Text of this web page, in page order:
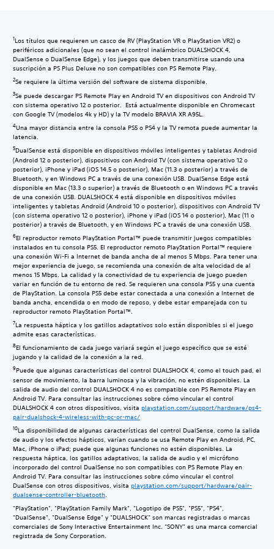
1Los títulos que requieren un casco de RV (PlayStation VR o PlayStation VR2) o
periféricos adicionales (que no sean el control inalámbrico DUALSHOCK 4,
DualSense o DualSense Edge), y los juegos que deben transmitirse usando una
suscripción a PS Plus Deluxe no son compatibles con PS Remote Play.
2Se requiere la última versión del software de sistema disponible.
3Se puede descargar PS Remote Play en Android TV en dispositivos con Android TV
con sistema operativo 12 o posterior. Está actualmente disponible en Chromecast
con Google TV (modelos 4k y HD) y la TV modelo BRAVIA XR A95L.
4Una mayor distancia entre la consola PS5 o PS4 y la TV remota puede aumentar la
latencia.
5DualSense está disponible en dispositivos móviles inteligentes y tabletas Android
(Android 12 o posterior), dispositivos con Android TV (con sistema operativo 12 o
posterior), iPhone y iPad (iOS 14.5 o posterior), Mac (11.3 o posterior) a través de
Bluetooth, y en Windows PC a través de una conexión USB. DualSense Edge está
disponible en Mac (13.3 o superior) a través de Bluetooth o en Windows PC a través
de una conexión USB. DUALSHOCK 4 está disponible en dispositivos móviles
inteligentes y tabletas Android (Android 10 o posterior), dispositivos con Android TV
(con sistema operativo 12 o posterior), iPhone y iPad (iOS 14 o posterior), Mac (11 o
posterior) a través de Bluetooth, y en Windows PC a través de una conexión USB.
6El reproductor remoto PlayStation Portal™ puede transmitir juegos compatibles
instalados en tu consola PS5. El reproductor remoto PlayStation Portal™ requiere
una conexión Wi-Fi a Internet de banda ancha de al menos 5 Mbps. Para tener una
mejor experiencia de juego, se recomienda una conexión de alta velocidad de al
menos 15 Mbps. La calidad y la conectividad de tu experiencia de juego pueden
variar en función de tu entorno de red. Se requieren una consola PS5 y una cuenta
de PlayStation. La consola PS5 debe estar conectada a una conexión a Internet de
banda ancha, encendida o en modo de reposo, y debe estar emparejada con tu
reproductor remoto PlayStation Portal™.
7La respuesta háptica y los gatillos adaptativos solo están disponibles si el juego
admite esas características.
8El funcionamiento de cada juego variará según el juego específico que se esté
jugando y la calidad de la conexión a la red.
9Puede que algunas características del control DUALSHOCK 4, como el touch pad, el
sensor de movimiento, la barra luminosa y la vibración, no estén disponibles. La
salida de audio del control DUALSHOCK 4 no es compatible con PS Remote Play en
Android TV. Para consultar las instrucciones sobre cómo vincular el control
DUALSHOCK 4 con otros dispositivos, visita playstation.com/support/hardware/ps4-
pair-dualshock-4-wireless-with-pc-or-mac/
10La disponibilidad de algunas características del control DualSense, como la salida
de audio y los efectos hápticos, varían cuando se usa Remote Play en Android, PC,
Mac, iPhone o iPad; puede que algunas funciones no estén disponibles. La
respuesta háptica, los gatillos adaptativos, la salida de audio y el micrófono
incorporado del control DualSense no son compatibles con PS Remote Play en
Android TV. Para consultar las instrucciones sobre cómo vincular el control
DualSense con otros dispositivos, visita playstation.com/support/hardware/pair-
dualsense-controller-bluetooth.
"PlayStation", "PlayStation Family Mark", "Logotipo de PS5", "PS5", "PS4",
"DualSense", "DualSense Edge" y "DUALSHOCK" son marcas registradas o marcas
comerciales de Sony Interactive Entertainment Inc. “SONY” es una marca comercial
registrada de Sony Corporation.